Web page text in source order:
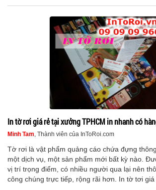
In tờ rơi giá rẻ tại xưởng TPHCM in nhanh có
Minh Tam , Thành viên của InToRoi.com
Tờ rơi là vật phẩm quảng cáo chứa đựng
một dịch vụ, một sản phẩm mới bất kỳ nào.
vị trí trọng điểm, có nhiều người qua lại nên
công chúng trực tiếp, rộng rãi hơn. In tờ tơi giá